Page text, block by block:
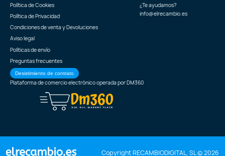
Política de Cookies
Política de Privacidad
Condiciones de venta y Devoluciones
Aviso legal
Políticas de envío
Preguntas frecuentes
Desistimiento de contrato
¿Te ayudamos?
info@elrecambio.es
Plataforma de comercio electrónico operada porDM360
Copyright RECAMBIODIGITAL, SL © 2026